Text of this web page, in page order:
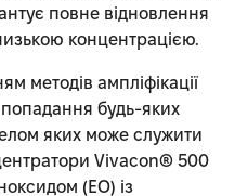
повне відновлення
концентрацією.
методів ампліфікації
будь-яких
яких може служити
Vivacon® 500
(ЕО) із